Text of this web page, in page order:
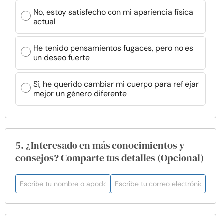
No, estoy satisfecho con mi apariencia física
actual
He tenido pensamientos fugaces, pero no es
un deseo fuerte
Sí, he querido cambiar mi cuerpo para reflejar
mejor un género diferente
5. ¿Interesado en más conocimientos y
consejos? Comparte tus detalles (Opcional)